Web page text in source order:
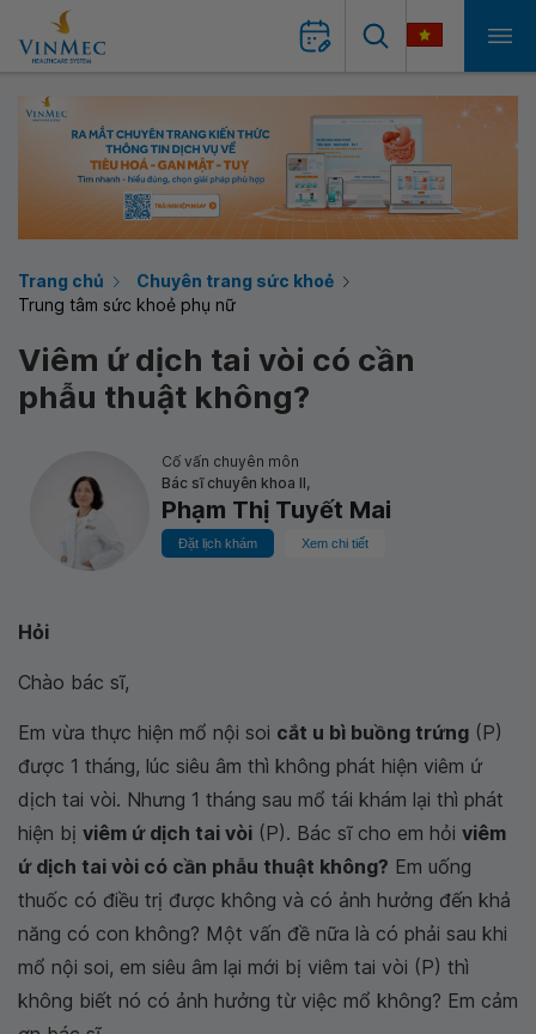
Trang chủ
Chuyên trang sức khoẻ
Trung tâm sức khoẻ phụ nữ
Viêm ứ dịch tai vòi có cần
phẫu thuật không?
Cố vấn chuyên môn
Bác sĩ chuyên khoa II,
Phạm Thị Tuyết Mai
Đặt lịch khám Xem chi tiết
Hỏi
Chào bác sĩ,
Em vừa thực hiện mổ nội soi cắt u bì buồng trứng (P)
được 1 tháng, lúc siêu âm thì không phát hiện viêm ứ
dịch tai vòi. Nhưng 1 tháng sau mổ tái khám lại thì phát
hiện bị viêm ứ dịch tai vòi (P). Bác sĩ cho em hỏi viêm
ứ dịch tai vòi có cần phẫu thuật không? Em uống
thuốc có điều trị được không và có ảnh hưởng đến khả
năng có con không? Một vấn đề nữa là có phải sau khi
mổ nội soi, em siêu âm lại mới bị viêm tai vòi (P) thì
không biết nó có ảnh hưởng từ việc mổ không? Em cảm